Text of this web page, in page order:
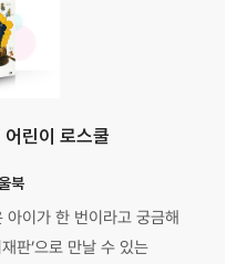
린이 로스쿨
북
이가 한 번이라고 궁금해
판’으로 만날 수 있는